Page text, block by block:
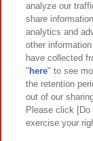
イベント・
関連会社
プライバシーポ
お取引
analyze our
share
analytics and
other
have collected
" here" to see
the retention
out of our
Please click
exercise your